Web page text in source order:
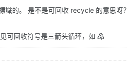
識的。 是不是可回收 recycle 的意思呀？
可回收符号是三箭头循环，如 ♴